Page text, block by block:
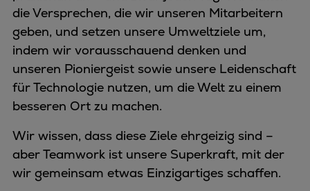
die Versprechen, die wir unseren Mitarbeitern
geben, und setzen unsere Umweltziele um,
indem wir vorausschauend denken und
unseren Pioniergeist sowie unsere Leidenschaft
für Technologie nutzen, um die Welt zu einem
besseren Ort zu machen.
Wir wissen, dass diese Ziele ehrgeizig sind –
aber Teamwork ist unsere Superkraft, mit der
wir gemeinsam etwas Einzigartiges schaffen.